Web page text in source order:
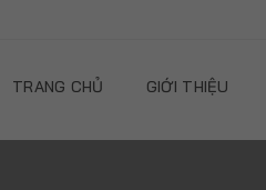
TRANG CHỦ GIỚI THIỆU